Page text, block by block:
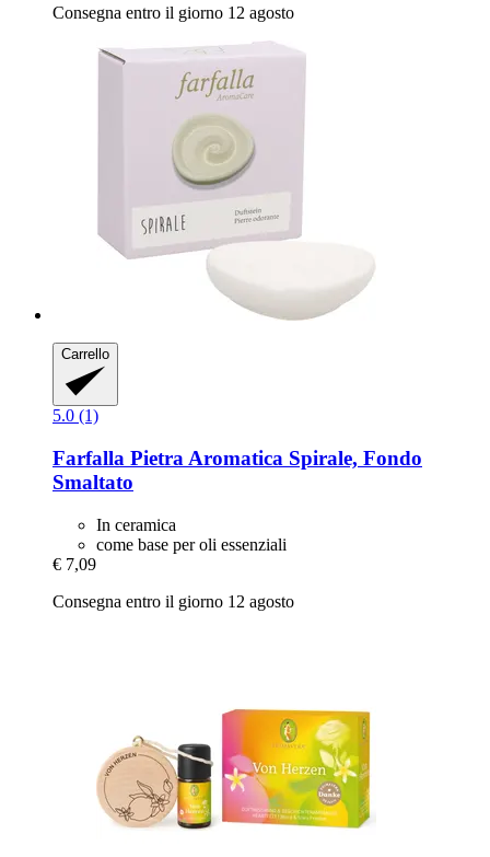
Consegna entro il giorno 12 agosto
Carrello
5.0 (1)
Farfalla Pietra Aromatica Spirale, Fondo
Smaltato
In ceramica
come base per oli essenziali
€ 7,09
Consegna entro il giorno 12 agosto